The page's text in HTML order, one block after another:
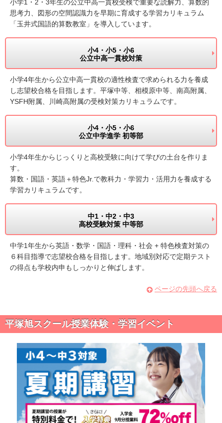
小学1・2・3年生の公立中高一貫校受検で重要な読解力、算数的
思考力、図形の空間認識力を早期に育成する学習カリキュラム
「玉井式国語的算数教室」を導入しています。
小4・小5・小6
公立中高一貫校対策
小学4年生から公立中高一貫校の適性検査で求められる力を養成
し志望校合格を目指します。平塚中等、相模原中等、南高附属、
YSFH附属、川崎高附属の受検対策カリキュラムです。
小4・小5・小6
公立中学進学 初等部
小学4年生からじっくりと高校受験に向けて学びの土台を作りま
す。
算数・国語・英語＋特色Jr.で教科力・学習力・活用力を養成する
学習カリキュラムです。
中1・中2・中3
高校受験対策 中等部
中学1年生から英語・数学・国語・理科・社会 + 特色検査対策の
６科目指導で志望校合格を目指します。地域別対応で定期テスト
の得点も学校内申もしっかりと伸ばします。
ページの先頭へ戻る
平塚旭スクール授業体験・学習イベント